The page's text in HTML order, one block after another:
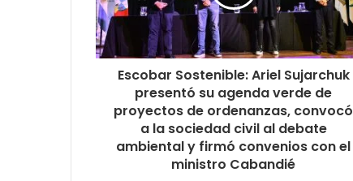
Escobar Sostenible: Ariel Sujarchuk
presentó su agenda verde de
proyectos de ordenanzas, convocó
a la sociedad civil al debate
ambiental y firmó convenios con el
ministro Cabandié